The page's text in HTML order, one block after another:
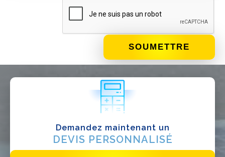
Demandez maintenant un
DEVIS PERSONNALISÉ
Installateur
Designer
Distributeur